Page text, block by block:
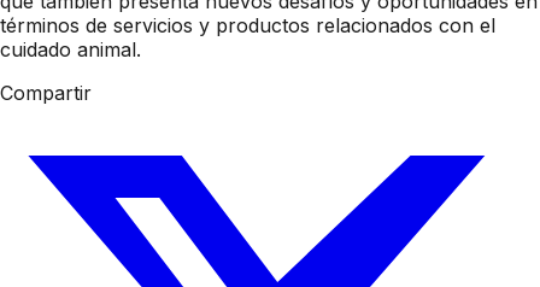
términos de servicios y productos relacionados con el
cuidado animal.
Compartir